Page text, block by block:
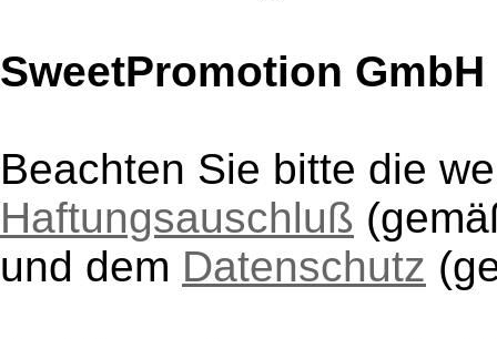
SweetPromotion GmbH
Beachten Sie bitte die
Haftungsauschluß
und dem Datenschutz